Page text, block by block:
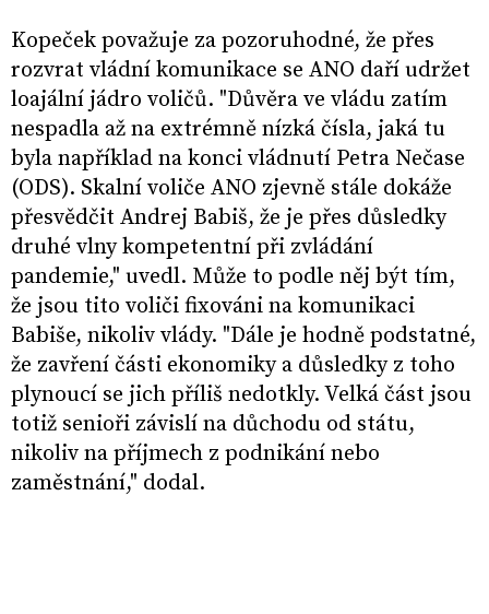
Kopeček považuje za pozoruhodné, že přes
rozvrat vládní komunikace se ANO daří udržet
loajální jádro voličů. "Důvěra ve vládu zatím
nespadla až na extrémně nízká čísla, jaká tu
byla například na konci vládnutí Petra Nečase
(ODS). Skalní voliče ANO zjevně stále dokáže
přesvědčit Andrej Babiš, že je přes důsledky
druhé vlny kompetentní při zvládání
pandemie," uvedl. Může to podle něj být tím,
že jsou tito voliči fixováni na komunikaci
Babiše, nikoliv vlády. "Dále je hodně podstatné,
že zavření části ekonomiky a důsledky z toho
plynoucí se jich příliš nedotkly. Velká část jsou
totiž senioři závislí na důchodu od státu,
nikoliv na příjmech z podnikání nebo
zaměstnání," dodal.